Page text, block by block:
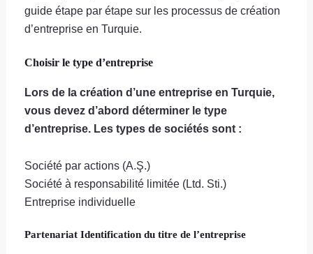
guide étape par étape sur les processus de création
d’entreprise en Turquie.
Choisir le type d’entreprise
Lors de la création d’une entreprise en Turquie,
vous devez d’abord déterminer le type
d’entreprise. Les types de sociétés sont :
Société par actions (A.Ş.)
Société à responsabilité limitée (Ltd. Sti.)
Entreprise individuelle
Partenariat Identification du titre de l’entreprise